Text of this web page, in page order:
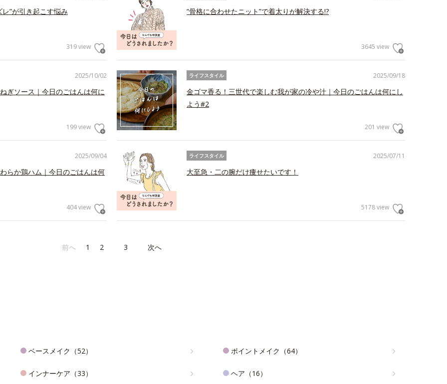
”が引き起こす悩み
319 view
“骨格に合わせたニット”で着太りが解決する!?
3645 view
2025/10/02
ぎソース｜今日のごはんは何に
199 view
2025/09/18
ライフスタイル
金ゴマ香る！三世代で楽しむ我が家の冷や汁｜今日のごはんは何にし
よう#2
201 view
2025/09/04
らか鶏ハム｜今日のごはんは何
404 view
2025/07/11
ライフスタイル
大至急・二の腕だけ痩せたいです！
5178 view
前へ 1 2 3 次へ
ベースメイク（52） ポイントメイク（64）
インナーケア（33） ヘア（16）